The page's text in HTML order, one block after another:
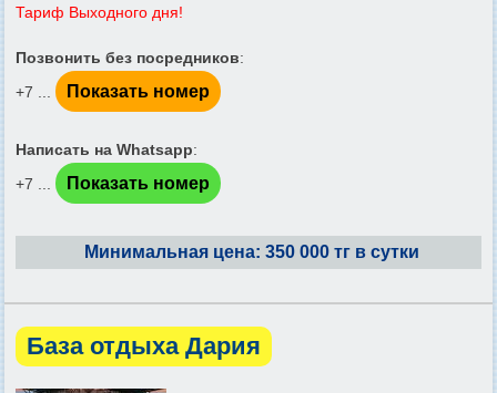
Тариф Выходного дня!
Позвонить без посредников:
+7 ...
Показать номер
Написать на Whatsapp:
+7 ...
Показать номер
Минимальная цена: 350 000 тг в сутки
База отдыха Дария